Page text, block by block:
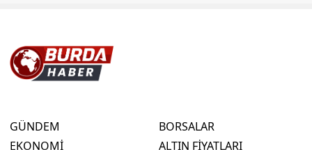
GÜNDEM
EKONOMİ
BORSALAR
ALTIN FİYATLARI